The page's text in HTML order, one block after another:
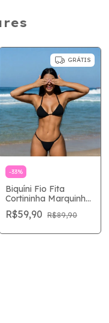
GRÁTIS
-33%
Biquíni Fio Fita
Cortininha Marquinha
Perfeita –Preto
R$59,90 R$89,90